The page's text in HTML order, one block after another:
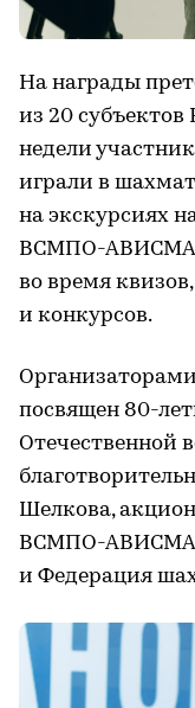
На награды
из 20
недели
играли в
на экскурсиях
ВСМПО-АВИСМА,
во время
и конкурсов.
посвящен 80-
Отечественной
Шелкова,
ВСМПО-
и Федерация